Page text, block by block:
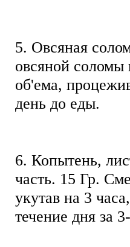
5. Овсяная
овсяной соломы
об'ема,
день до еды.
6. Копытень,
часть. 15 Гр.
укутав на 3
течение дня за